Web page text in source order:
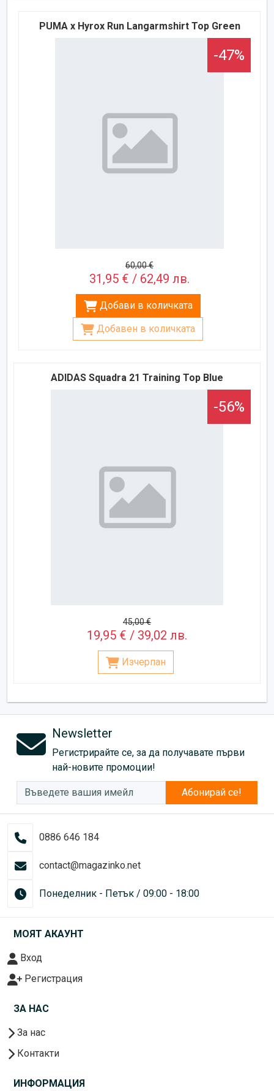
PUMA x Hyrox Run Langarmshirt Top Green
-47%
60,00 €
31,95 € / 62,49 лв.
Добави в количката
Добавен в количката
ADIDAS Squadra 21 Training Top Blue
-56%
45,00 €
19,95 € / 39,02 лв.
Изчерпан
Newsletter
Регистрирайте се, за да получавате първи
най-новите промоции!
Абонирай се!
0886 646 184
contact@magazinko.net
Понеделник - Петък / 09:00 - 18:00
МОЯТ АКАУНТ
Вход
Регистрация
ЗА НАС
За нас
Контакти
ИНФОРМАЦИЯ